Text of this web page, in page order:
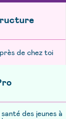
de chez toi
des jeunes à